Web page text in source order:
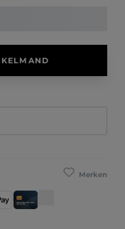
Merken
delen betalen / Direct
Pay
Creditcard / Betaalpas